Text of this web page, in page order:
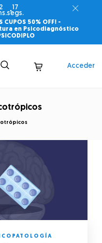
17
segs.
CUPOS 50% OFF! -
en Psicodiagnóstico
Acceder